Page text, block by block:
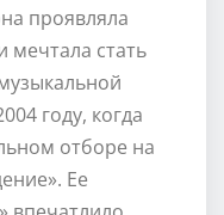
проявляла
мечтала стать
году, когда
отборе на
Ее